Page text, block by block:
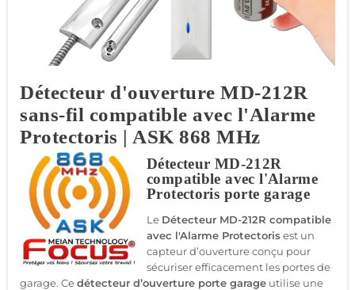
Détecteur d'ouverture MD-212R
sans-fil compatible avec l'Alarme
Protectoris | ASK 868 MHz
Détecteur MD-212R
compatible avec l'Alarme
Protectoris porte garage
Le Détecteur MD-212R compatible
avec l'Alarme Protectorisest un
capteur d’ouverture conçu pour
sécuriser efficacement les portes de
garage. Cedétecteur d’ouverture porte garage utilise une